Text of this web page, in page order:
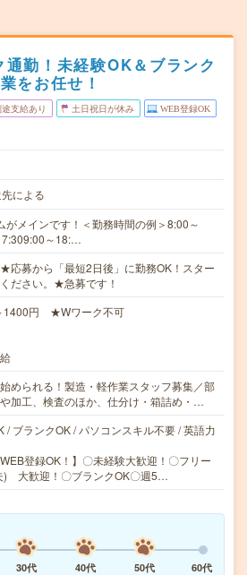
勤！未経験OK＆ブランク
をお任せ！
支給あり 土日祝日が休み WEB登録OK
による
がメインです！＜勤務時間の例＞8:00～
～18:…
募から「最短2日後」に勤務OK！スター
ださい。★急募です！
1400円 ★Wワーク不可
められる！製造・軽作業スタッフ募集／部
加工、検査のほか、仕分け・箱詰め・…
/ ブランクOK / パソコンスキル不要 / 英語力
WEB登録OK！】〇未経験大歓迎！〇フリー
) 大歓迎！〇ブランクOK〇週5…
30代 40代 50代 60代